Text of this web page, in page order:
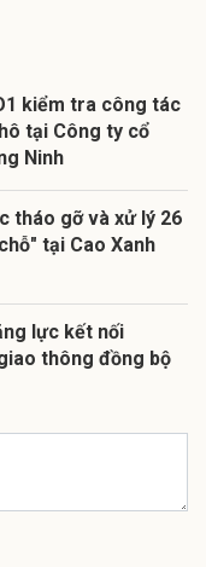
kiểm tra công tác
tại Công ty cổ
Ninh
tháo gỡ và xử lý 26
tại Cao Xanh
lực kết nối
thông đồng bộ